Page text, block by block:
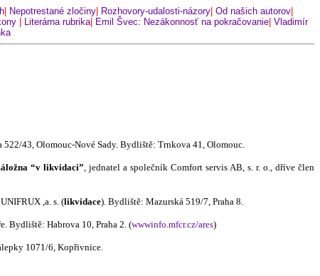
| Nepotrestané zločiny| Rozhovory-udalosti-názory| Od našich autorov|
Literárna rubrika| Emil Švec: Nezákonnosť na pokračovanie Vladimír
43, Olomouc-Nové Sady. Bydliště: Trnkova 41, Olomouc.
“v likvidaci”, jednatel a společník Comfort servis AB, s. r. o., dříve člen
,a. s. (likvidace). Bydliště: Mazurská 519/7, Praha 8.
Bydliště: Habrova 10, Praha 2. (wwwinfo.mfcr.cz/ares)
1071/6, Kopřivnice.